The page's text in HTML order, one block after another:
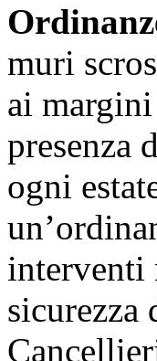
muri
ai
presenza
ogni
interventi
sicurezza